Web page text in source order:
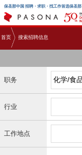
保圣那中国 招聘・求职・找工作首选保圣那
首页 搜索招聘信息
职务
行业
工作地点